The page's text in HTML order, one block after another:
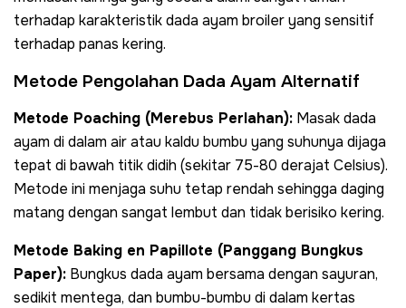
terhadap karakteristik dada ayam broiler yang sensitif
terhadap panas kering.
Metode Pengolahan Dada Ayam Alternatif
Metode Poaching (Merebus Perlahan): Masak dada
ayam di dalam air atau kaldu bumbu yang suhunya dijaga
tepat di bawah titik didih (sekitar 75-80 derajat Celsius).
Metode ini menjaga suhu tetap rendah sehingga daging
matang dengan sangat lembut dan tidak berisiko kering.
Metode Baking en Papillote (Panggang Bungkus
Paper): Bungkus dada ayam bersama dengan sayuran,
sedikit mentega, dan bumbu-bumbu di dalam kertas